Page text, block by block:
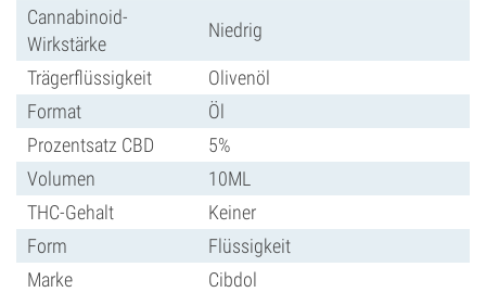
Cannabinoid-
Wirkstärke
Niedrig
Trägerflüssigkeit
Olivenöl
Format
Öl
Prozentsatz CBD
5%
Volumen
10ML
THC-Gehalt
Keiner
Form
Flüssigkeit
Marke
Cibdol